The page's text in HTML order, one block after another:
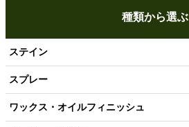
種類から選ぶ
ステイン
スプレー
ワックス・オイルフィニッシュ